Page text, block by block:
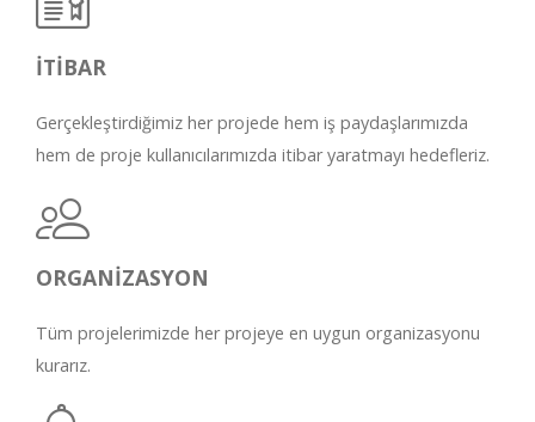
İTİBAR
Gerçekleştirdiğimiz her projede hem iş paydaşlarımızda
hem de proje kullanıcılarımızda itibar yaratmayı hedefleriz.
ORGANİZASYON
Tüm projelerimizde her projeye en uygun organizasyonu
kurarız.